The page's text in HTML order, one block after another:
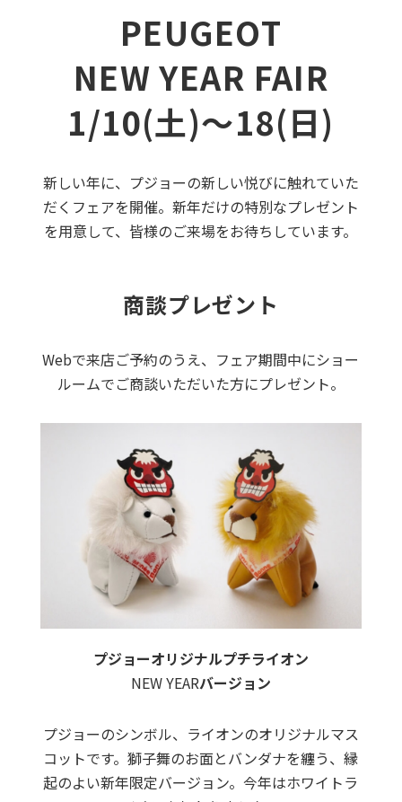
PEUGEOT
NEW YEAR FAIR
1/10(土)〜18(日)
新しい年に、プジョーの新しい悦びに触れていた
だくフェアを開催。新年だけの特別なプレゼント
を用意して、皆様のご来場をお待ちしています。
商談プレゼント
Webで来店ご予約のうえ、フェア期間中にショー
ルームでご商談いただいた方にプレゼント。
プジョーオリジナルプチライオン
NEW YEARバージョン
プジョーのシンボル、ライオンのオリジナルマス
コットです。獅子舞のお面とバンダナを纏う、縁
起のよい新年限定バージョン。今年はホワイトラ